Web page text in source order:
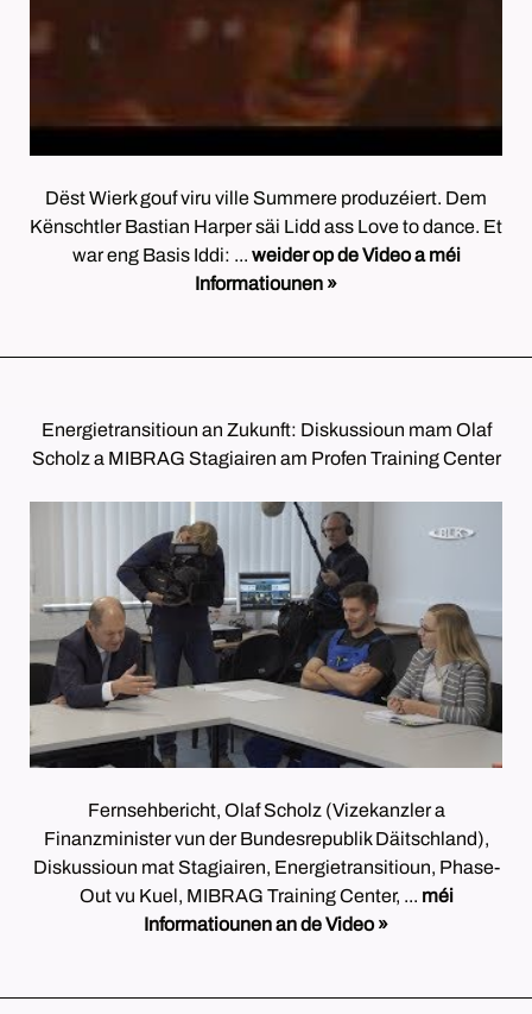
Dëst Wierk gouf viru ville Summere produzéiert. Dem
Kënschtler Bastian Harper säi Lidd ass Love to dance. Et
war eng Basis Iddi: ... weider op de Video a méi
Informatiounen »
Energietransitioun an Zukunft: Diskussioun mam Olaf
Scholz a MIBRAG Stagiairen am Profen Training Center
Fernsehbericht, Olaf Scholz (Vizekanzler a
Finanzminister vun der Bundesrepublik Däitschland),
Diskussioun mat Stagiairen, Energietransitioun, Phase-
Out vu Kuel, MIBRAG Training Center, ... méi
Informatiounen an de Video »